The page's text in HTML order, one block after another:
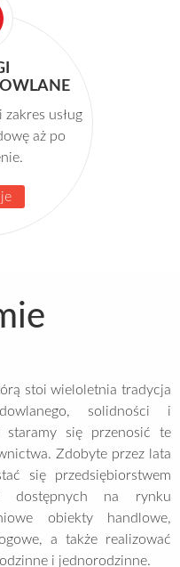
usług
aż po
stoi wieloletnia tradycja
solidności i
się przenosić te
Zdobyte przez lata
się przedsiębiorstwem
dostępnych na rynku
obiekty handlowe,
a także realizować
i jednorodzinne.